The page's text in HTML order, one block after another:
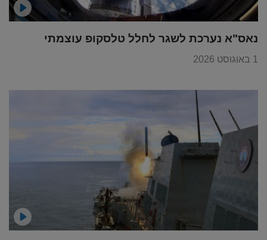
נאס"א נערכת לשגר לחלל טלסקופ עוצמתי
1 באוגוסט 2026